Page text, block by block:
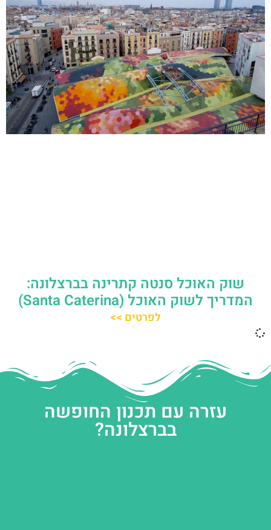
שוק האוכל סנטה קתרינה בברצלונה:
המדריך לשוק האוכל (Santa Caterina)
לפרטים >>
עזרה עם תכנון החופשה
בברצלונה?